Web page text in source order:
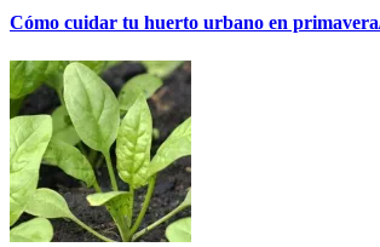
Cómo cuidar tu huerto urbano en